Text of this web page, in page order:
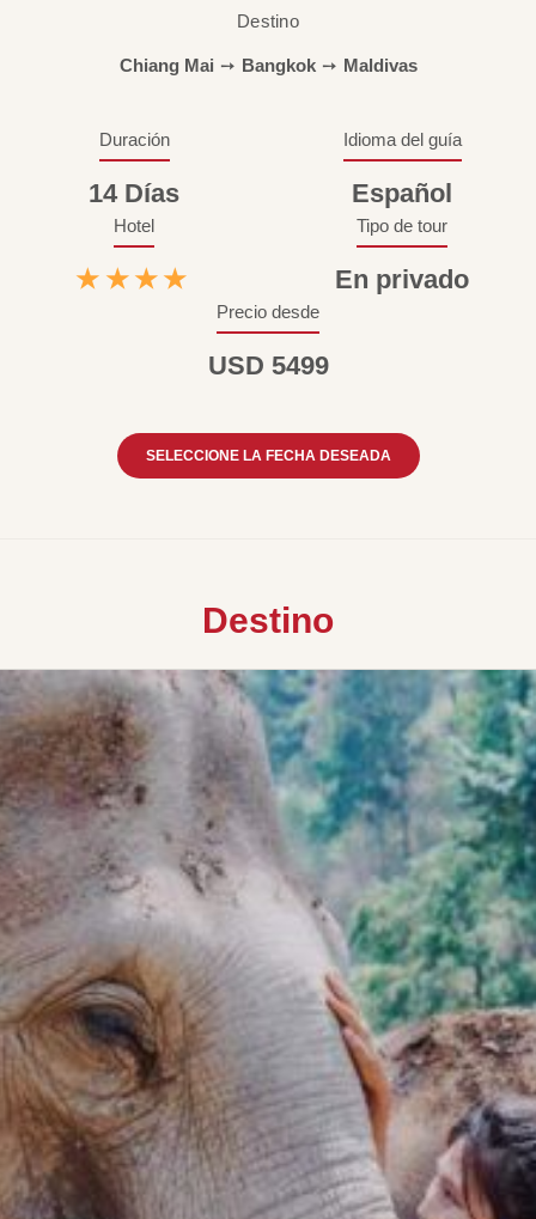
Destino
Chiang Mai ➙ Bangkok ➙ Maldivas
Duración
14 Días
Idioma del guía
Español
Hotel
★★★★
Tipo de tour
En privado
Precio desde
USD 5499
SELECCIONE LA FECHA DESEADA
Destino